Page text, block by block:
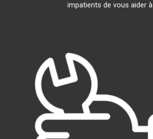
impatients de vous aider à